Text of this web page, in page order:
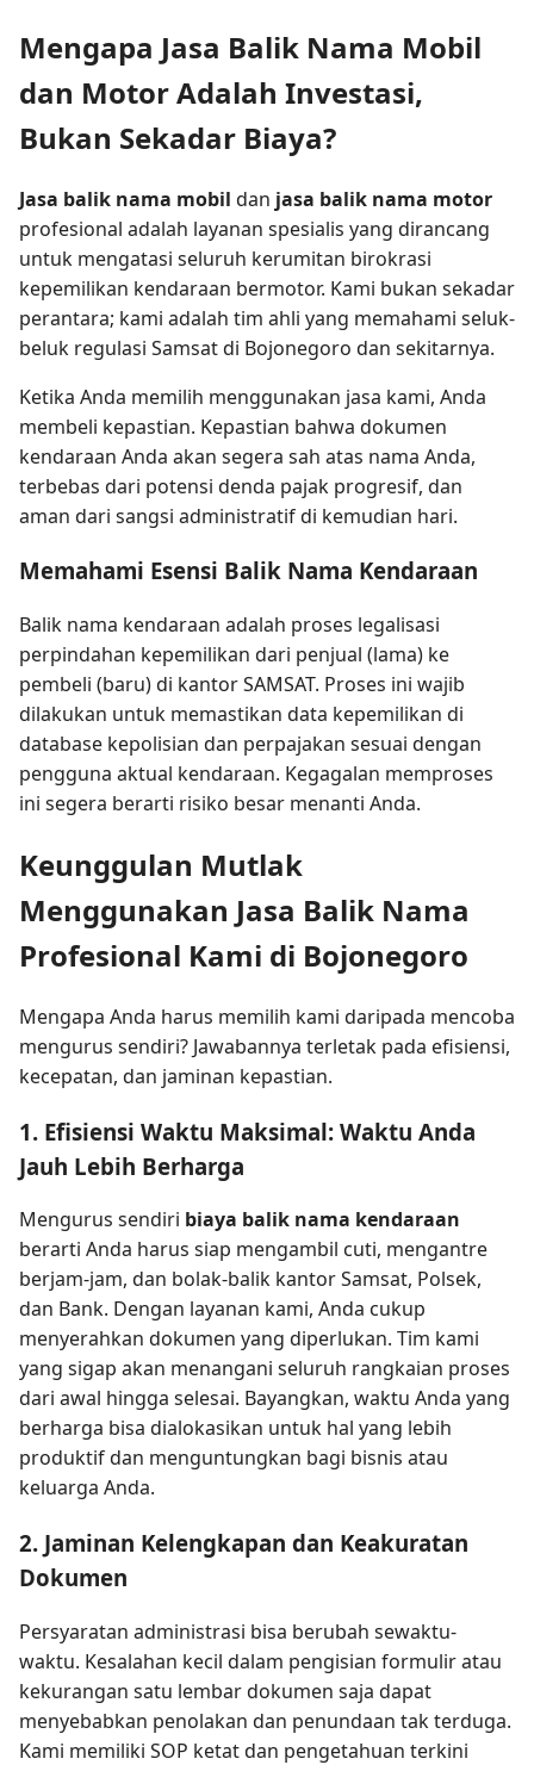
Mengapa Jasa Balik Nama Mobil
dan Motor Adalah Investasi,
Bukan Sekadar Biaya?
Jasa balik nama mobil dan jasa balik nama motor
profesional adalah layanan spesialis yang dirancang
untuk mengatasi seluruh kerumitan birokrasi
kepemilikan kendaraan bermotor. Kami bukan sekadar
perantara; kami adalah tim ahli yang memahami seluk-
beluk regulasi Samsat di Bojonegoro dan sekitarnya.
Ketika Anda memilih menggunakan jasa kami, Anda
membeli kepastian. Kepastian bahwa dokumen
kendaraan Anda akan segera sah atas nama Anda,
terbebas dari potensi denda pajak progresif, dan
aman dari sangsi administratif di kemudian hari.
Memahami Esensi Balik Nama Kendaraan
Balik nama kendaraan adalah proses legalisasi
perpindahan kepemilikan dari penjual (lama) ke
pembeli (baru) di kantor SAMSAT. Proses ini wajib
dilakukan untuk memastikan data kepemilikan di
database kepolisian dan perpajakan sesuai dengan
pengguna aktual kendaraan. Kegagalan memproses
ini segera berarti risiko besar menanti Anda.
Keunggulan Mutlak
Menggunakan Jasa Balik Nama
Profesional Kami di Bojonegoro
Mengapa Anda harus memilih kami daripada mencoba
mengurus sendiri? Jawabannya terletak pada efisiensi,
kecepatan, dan jaminan kepastian.
1. Efisiensi Waktu Maksimal: Waktu Anda
Jauh Lebih Berharga
Mengurus sendiri biaya balik nama kendaraan
berarti Anda harus siap mengambil cuti, mengantre
berjam-jam, dan bolak-balik kantor Samsat, Polsek,
dan Bank. Dengan layanan kami, Anda cukup
menyerahkan dokumen yang diperlukan. Tim kami
yang sigap akan menangani seluruh rangkaian proses
dari awal hingga selesai. Bayangkan, waktu Anda yang
berharga bisa dialokasikan untuk hal yang lebih
produktif dan menguntungkan bagi bisnis atau
keluarga Anda.
2. Jaminan Kelengkapan dan Keakuratan
Dokumen
Persyaratan administrasi bisa berubah sewaktu-
waktu. Kesalahan kecil dalam pengisian formulir atau
kekurangan satu lembar dokumen saja dapat
menyebabkan penolakan dan penundaan tak terduga.
Kami memiliki SOP ketat dan pengetahuan terkini